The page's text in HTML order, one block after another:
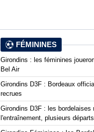
FÉMININES
Girondins : les féminines
Bel Air
Girondins D3F : Bordeaux
recrues
Girondins D3F : les bordelaises
l'entraînement, plusieurs